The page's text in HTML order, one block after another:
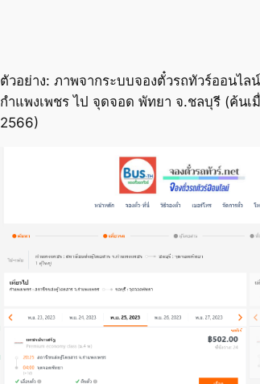
ตัวอย่าง: ภาพจากระบบจองตั๋วรถทัวร์ออนไล
กำแพงเพชร ไป จุดจอด พัทยา จ.ชลบุรี (ค้นเ
2566)